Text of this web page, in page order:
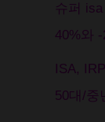
슈퍼
40%와
ISA,
50대/중